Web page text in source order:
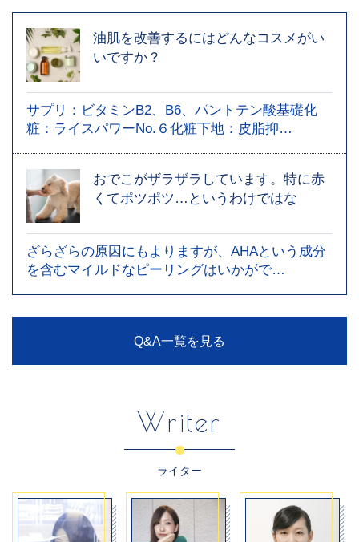
油肌を改善するにはどんなコスメがい
いですか？
サプリ：ビタミンB2、B6、パントテン酸基礎化
粧：ライスパワーNo.６化粧下地：皮脂抑…
おでこがザラザラしています。特に赤
くてポツポツ…というわけではな
ざらざらの原因にもよりますが、AHAという成分
を含むマイルドなピーリングはいかがで…
Q&A一覧を見る
Writer
ライター